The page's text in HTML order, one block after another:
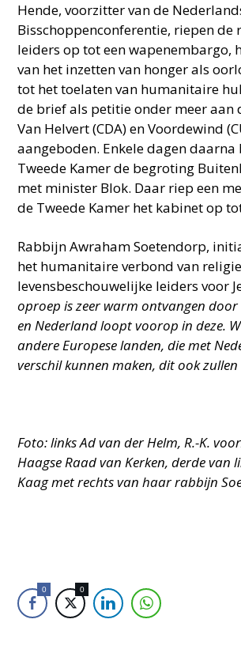
Hende, voorzitter van de
Bisschoppenconferentie, riepen de
leiders op tot een wapenembargo,
van het inzetten van honger als
tot het toelaten van humanitaire
de brief als petitie onder meer aan
Van Helvert (CDA) en Voordewind
aangeboden. Enkele dagen daarna
Tweede Kamer de begroting
met minister Blok. Daar riep een
de Tweede Kamer het kabinet op
Rabbijn Awraham Soetendorp,
het humanitaire verbond van
levensbeschouwelijke leiders voor
oproep is zeer warm ontvangen
en Nederland loopt voorop in deze.
andere Europese landen, die met
verschil kunnen maken, dit ook
Foto: links Ad van der Helm, R.-K.
Haagse Raad van Kerken, derde van
Kaag met rechts van haar rabbijn
0 0